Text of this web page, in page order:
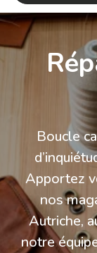
Boucle
Apportez
nos
Autriche,
notre